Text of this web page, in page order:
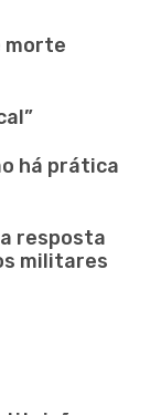
morte
há prática
resposta
militares